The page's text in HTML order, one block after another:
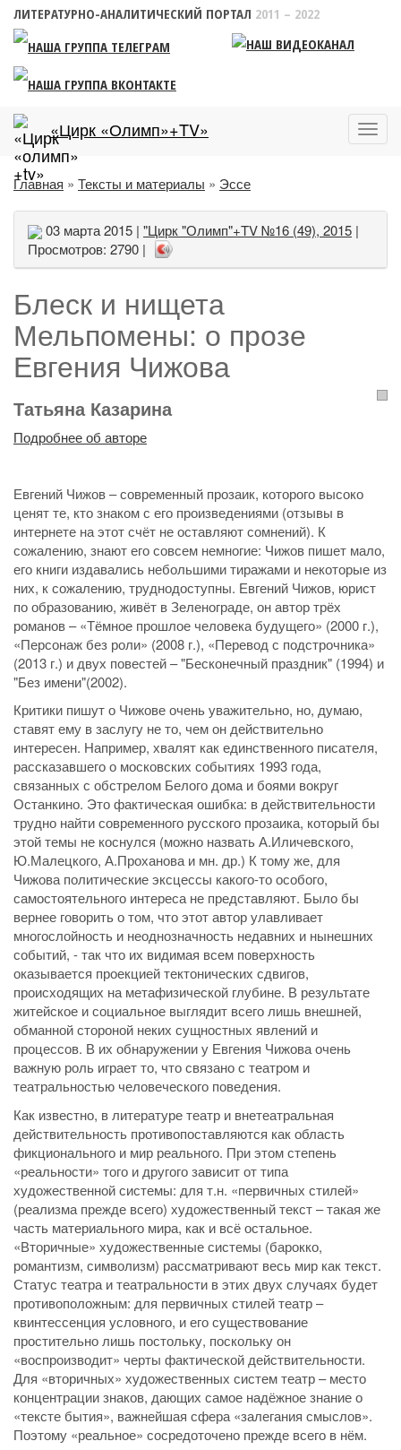
ЛИТЕРАТУРНО-АНАЛИТИЧЕСКИЙ ПОРТАЛ 2011 – 2022
меню
«Цирк «Олимп»+TV»
Главная » Тексты и материалы » Эссе
03 марта 2015 | "Цирк "Олимп"+TV №16 (49), 2015 |
Просмотров: 2790 |
Блеск и нищета
Мельпомены: о прозе
Евгения Чижова
Татьяна Казарина
Подробнее об авторе
Евгений Чижов – современный прозаик, которого высоко
ценят те, кто знаком с его произведениями (отзывы в
интернете на этот счёт не оставляют сомнений). К
сожалению, знают его совсем немногие: Чижов пишет мало,
его книги издавались небольшими тиражами и некоторые из
них, к сожалению, труднодоступны. Евгений Чижов, юрист
по образованию, живёт в Зеленограде, он автор трёх
романов – «Тёмное прошлое человека будущего» (2000 г.),
«Персонаж без роли» (2008 г.), «Перевод с подстрочника»
(2013 г.) и двух повестей – "Бесконечный праздник" (1994) и
"Без имени"(2002).
Критики пишут о Чижове очень уважительно, но, думаю,
ставят ему в заслугу не то, чем он действительно
интересен. Например, хвалят как единственного писателя,
рассказавшего о московских событиях 1993 года,
связанных с обстрелом Белого дома и боями вокруг
Останкино. Это фактическая ошибка: в действительности
трудно найти современного русского прозаика, который бы
этой темы не коснулся (можно назвать А.Иличевского,
Ю.Малецкого, А.Проханова и мн. др.) К тому же, для
Чижова политические эксцессы какого-то особого,
самостоятельного интереса не представляют. Было бы
вернее говорить о том, что этот автор улавливает
многослойность и неоднозначность недавних и нынешних
событий, - так что их видимая всем поверхность
оказывается проекцией тектонических сдвигов,
происходящих на метафизической глубине. В результате
житейское и социальное выглядит всего лишь внешней,
обманной стороной неких сущностных явлений и
процессов. В их обнаружении у Евгения Чижова очень
важную роль играет то, что связано с театром и
театральностью человеческого поведения.
Как известно, в литературе театр и внетеатральная
действительность противопоставляются как область
фикционального и мир реального. При этом степень
«реальности» того и другого зависит от типа
художественной системы: для т.н. «первичных стилей»
(реализма прежде всего) художественный текст – такая же
часть материального мира, как и всё остальное.
«Вторичные» художественные системы (барокко,
романтизм, символизм) рассматривают весь мир как текст.
Статус театра и театральности в этих двух случаях будет
противоположным: для первичных стилей театр –
квинтессенция условного, и его существование
простительно лишь постольку, поскольку он
«воспроизводит» черты фактической действительности.
Для «вторичных» художественных систем театр – место
концентрации знаков, дающих самое надёжное знание о
«тексте бытия», важнейшая сфера «залегания смыслов».
Поэтому «реальное» сосредоточено прежде всего в нём.